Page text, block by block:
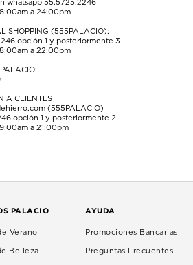
whatsapp 55.5725.2246
a 24:00pm
SHOPPING (555PALACIO):
opción 1 y posteriormente 3
a 22:00pm
A CLIENTES
(555PALACIO)
opción 1 y posteriormente 2
a 21:00pm
PALACIO
Verano
Belleza
AYUDA
Promociones Bancarias
Preguntas Frecuentes